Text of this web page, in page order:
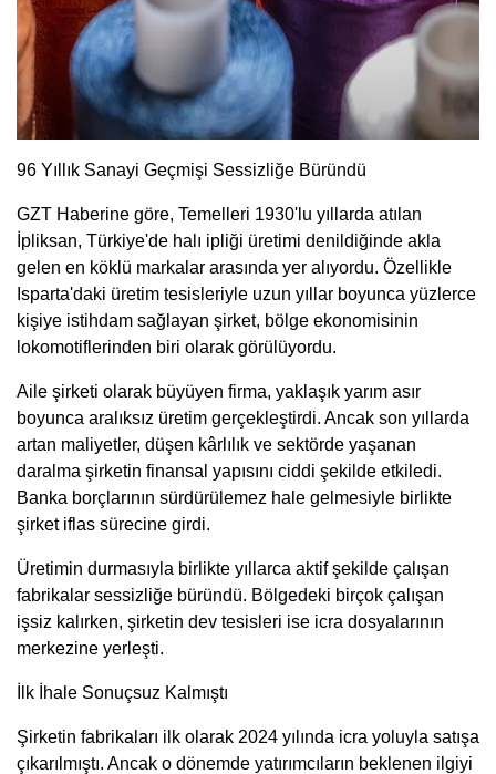
96 Yıllık Sanayi Geçmişi Sessizliğe Büründü
GZT Haberine göre, Temelleri 1930'lu yıllarda atılan
İpliksan, Türkiye'de halı ipliği üretimi denildiğinde akla
gelen en köklü markalar arasında yer alıyordu. Özellikle
Isparta'daki üretim tesisleriyle uzun yıllar boyunca yüzlerce
kişiye istihdam sağlayan şirket, bölge ekonomisinin
lokomotiflerinden biri olarak görülüyordu.
Aile şirketi olarak büyüyen firma, yaklaşık yarım asır
boyunca aralıksız üretim gerçekleştirdi. Ancak son yıllarda
artan maliyetler, düşen kârlılık ve sektörde yaşanan
daralma şirketin finansal yapısını ciddi şekilde etkiledi.
Banka borçlarının sürdürülemez hale gelmesiyle birlikte
şirket iflas sürecine girdi.
Üretimin durmasıyla birlikte yıllarca aktif şekilde çalışan
fabrikalar sessizliğe büründü. Bölgedeki birçok çalışan
işsiz kalırken, şirketin dev tesisleri ise icra dosyalarının
merkezine yerleşti.
İlk İhale Sonuçsuz Kalmıştı
Şirketin fabrikaları ilk olarak 2024 yılında icra yoluyla satışa
çıkarılmıştı. Ancak o dönemde yatırımcıların beklenen ilgiyi